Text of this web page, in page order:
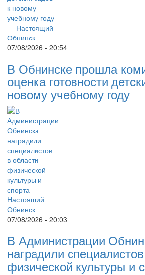
07/08/2026 - 20:54
В Обнинске прошла
оценка готовности
новому учебному году
07/08/2026 - 20:03
В Администрации
наградили
физической культуры и